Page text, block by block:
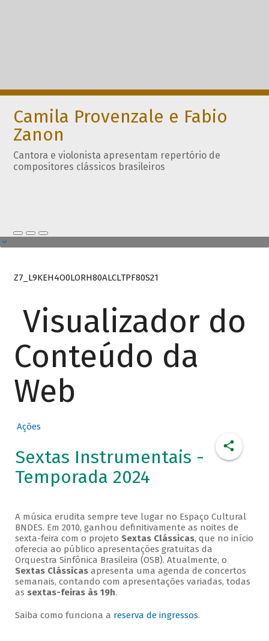
Camila Provenzale e Fabio
Zanon
Cantora e violonista apresentam repertório de
compositores clássicos brasileiros
Z7_L9KEH4O0LORH80ALCLTPF80S21
Visualizador do
Conteúdo da
Web
Ações
Sextas Instrumentais -
Temporada 2024
A música erudita sempre teve lugar no Espaço Cultural
BNDES. Em 2010, ganhou definitivamente as noites de
sexta-feira com o projeto Sextas Clássicas, que no início
oferecia ao público apresentações gratuitas da
Orquestra Sinfônica Brasileira (OSB). Atualmente, o
Sextas Clássicasapresenta uma agenda de concertos
semanais, contando com apresentações variadas, todas
as sextas-feiras às 19h.
Saiba como funciona a reserva de ingressos.